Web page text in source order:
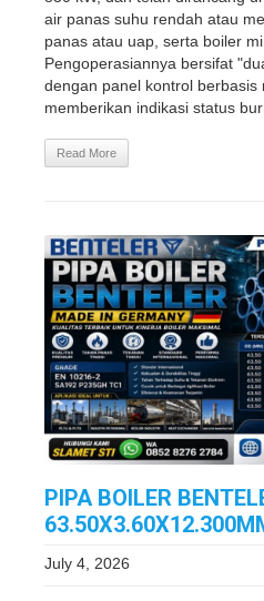
air panas suhu rendah atau
panas atau uap, serta boiler
Pengoperasiannya bersifat
dengan panel kontrol berbasis
memberikan indikasi status
Read More
PIPA BOILER
July 4, 2026